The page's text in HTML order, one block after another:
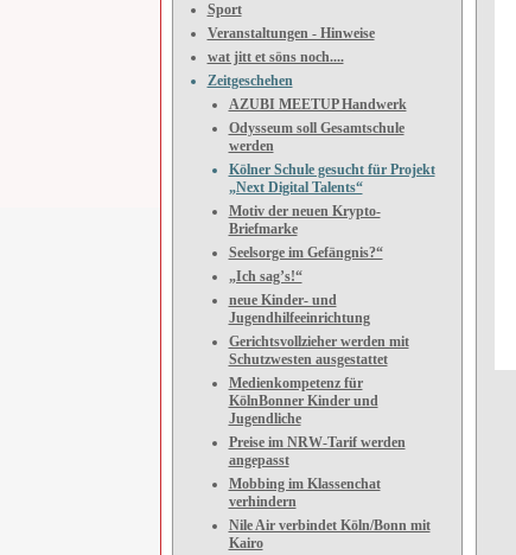
Sport
Veranstaltungen - Hinweise
wat jitt et söns noch....
Zeitgeschehen
AZUBI MEETUP Handwerk
Odysseum soll Gesamtschule
werden
Kölner Schule gesucht für Projekt
„Next Digital Talents“
Motiv der neuen Krypto-
Briefmarke
Seelsorge im Gefängnis?“
„Ich sag’s!“
neue Kinder- und
Jugendhilfeeinrichtung
Gerichtsvollzieher werden mit
Schutzwesten ausgestattet
Medienkompetenz für
KölnBonner Kinder und
Jugendliche
Preise im NRW-Tarif werden
angepasst
Mobbing im Klassenchat
verhindern
Nile Air verbindet Köln/Bonn mit
Kairo